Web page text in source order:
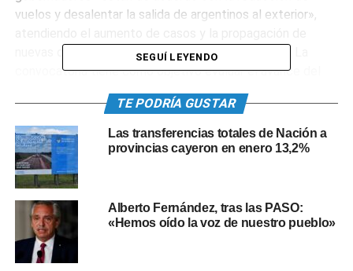
vuelos y desalentar la salida de argentinos al exterior»,
nuevas cepas «más rápidas y letales» en la región. La
convocatoria tiene como objetivo evaluar el avance del
epidemiológica en cada distrito y las medidas a tomar
ante la posibilidad del surgimiento de una segunda ola de
casos de coronavirus.
De este modo, dijeron que los gobernadores de las
provincias con pasos fronterizos «coinciden en continuar
con los cierres en las fronteras». En ese línea, se informó
a las jurisdicciones que el personal de fronteras puede
utilizar las vacunas porque son personal estratégico.
SEGUÍ LEYENDO
TE PODRÍA GUSTAR
Las transferencias totales de Nación a
provincias cayeron en enero 13,2%
Alberto Fernández, tras las PASO:
«Hemos oído la voz de nuestro pueblo»